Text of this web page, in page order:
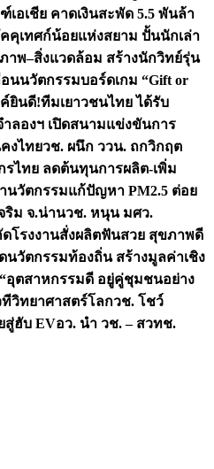
อเชีย คาดเงินสะพัด 5.5 พันล้า
คุเทศก์น้อยแห่งสยาม ปั้นนักเล่า
าพ–สิ่งแวดล้อม สร้างนักวิทย์รุ่น
นนวัตกรรมบอร์ดเกม “Gift or
ยินดี!ทีมเยาวชนไทย ได้รับ
ลองฯ เปิดสนามแข่งขันการ
งไทยวช. ผนึก ววน. ถกวิกฤต
รไทย ลดต้นทุนการผลิต-เพิ่ม
นวัตกรรมแก้ปัญหา PM2.5 ต่อย
ริม จ.น่านวช. หนุน มศว.
โรงงานสั่งผลิตฟันสวย สุขภาพดี
วัตกรรมท้องถิ่น สร้างมูลค่าเชิง
อุตสาหกรรมดี อยู่คู่ชุมชนอย่าง
ทีวิทยาศาสตร์โลกวช. โชว์
สู่ฮับ EVอว. นำ วช. – สวทช.